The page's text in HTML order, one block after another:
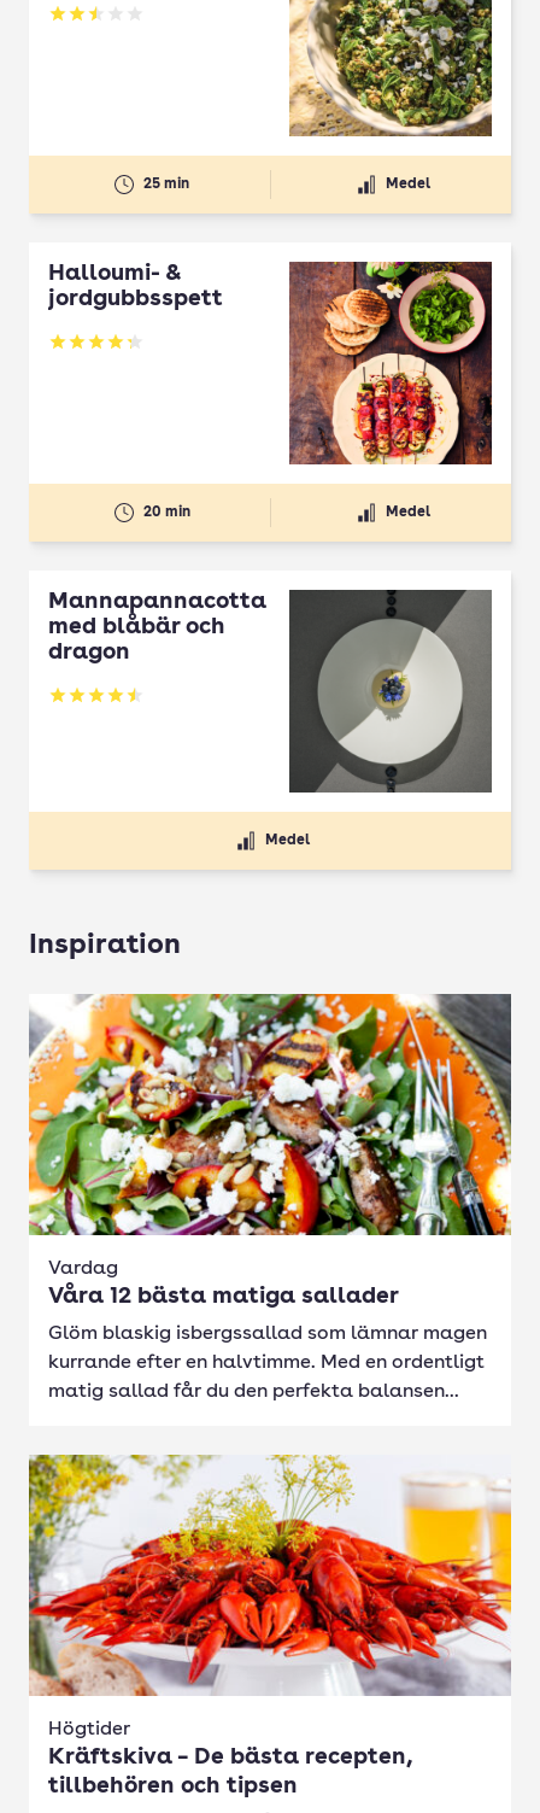
Betyg: 2.5 av 5
25 min Medel
Halloumi- &
jordgubbsspett
Betyg: 4.3 av 5
20 min Medel
Mannapannacotta
med blåbär och
dragon
Betyg: 4.5 av 5
Medel
Inspiration
Vardag
Våra 12 bästa matiga sallader
Glöm blaskig isbergssallad som lämnar magen
kurrande efter en halvtimme. Med en ordentligt
matig sallad får du den perfekta balansen...
Högtider
Kräftskiva – De bästa recepten,
tillbehören och tipsen